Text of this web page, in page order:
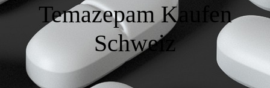
Temazepam Kaufen
Schweiz